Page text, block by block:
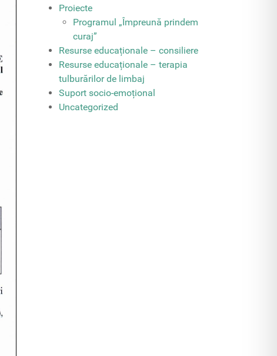
Proiecte
Programul „Împreună prindem
curaj”
Resurse educaționale – consiliere
Resurse educaționale – terapia
tulburărilor de limbaj
Suport socio-emoțional
Uncategorized